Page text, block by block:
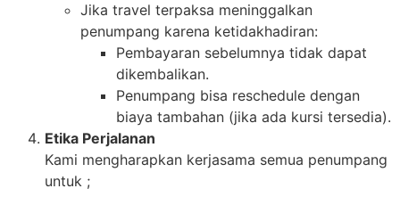
Jika travel terpaksa meninggalkan
penumpang karena ketidakhadiran:
Pembayaran sebelumnya tidak dapat
dikembalikan.
Penumpang bisa reschedule dengan
biaya tambahan (jika ada kursi tersedia).
Etika Perjalanan
Kami mengharapkan kerjasama semua penumpang
untuk ;